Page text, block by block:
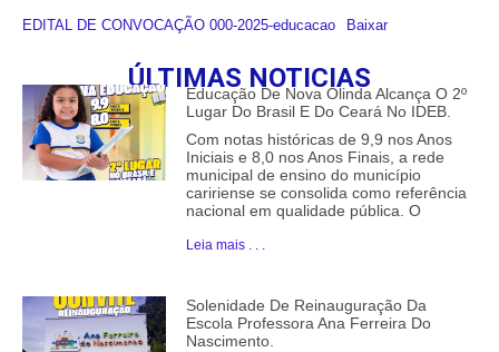
EDITAL DE CONVOCAÇÃO 000-2025-educacao Baixar
ÚLTIMAS NOTICIAS
Educação De Nova Olinda Alcança O 2º
Lugar Do Brasil E Do Ceará No IDEB.
Com notas históricas de 9,9 nos Anos
Iniciais e 8,0 nos Anos Finais, a rede
municipal de ensino do município
caririense se consolida como referência
nacional em qualidade pública. O
Leia mais . . .
Solenidade De Reinauguração Da
Escola Professora Ana Ferreira Do
Nascimento.